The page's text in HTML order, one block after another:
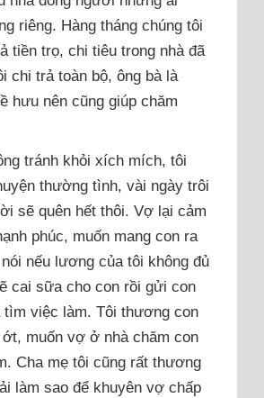
riêng. Hàng tháng chúng tôi
tiền trọ, chi tiêu trong nhà đã
chi trả toàn bộ, ông bà là
hưu nên cũng giúp chăm
tránh khỏi xích mích, tôi
thường tình, vài ngày trôi
sẽ quên hết thôi. Vợ lại cảm
phúc, muốn mang con ra
nếu lương của tôi không đủ
cai sữa cho con rồi gửi con
tìm việc làm. Tôi thương con
muốn vợ ở nhà chăm con
Cha mẹ tôi cũng rất thương
làm sao để khuyên vợ chấp